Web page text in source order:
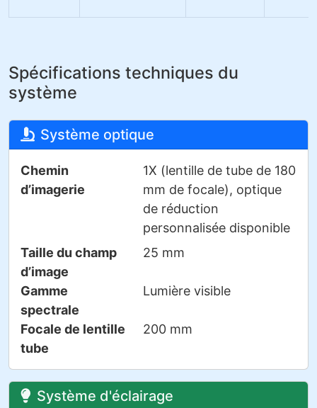
Spécifications techniques du
système
Système optique
Chemin
d’imagerie
1X (lentille de tube de 180
mm de focale), optique
de réduction
personnalisée disponible
Taille du champ
d’image
25 mm
Gamme
spectrale
Lumière visible
Focale de lentille
tube
200 mm
Système d'éclairage